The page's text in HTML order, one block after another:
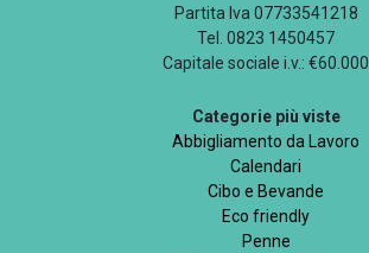
Partita Iva 07733541218
Tel. 0823 1450457
Capitale sociale i.v.: €60.000
Categorie più viste
Abbigliamento da Lavoro
Calendari
Cibo e Bevande
Eco friendly
Penne